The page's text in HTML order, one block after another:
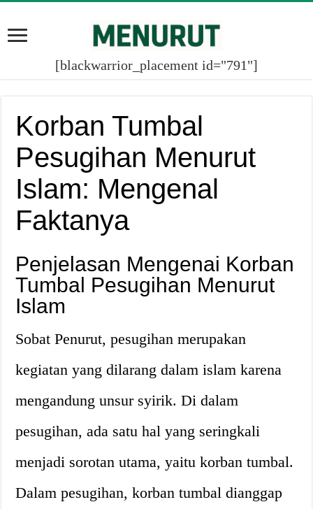
[blackwarrior_placement id="791"]
Korban Tumbal
Pesugihan Menurut
Islam: Mengenal
Faktanya
Penjelasan Mengenai Korban
Tumbal Pesugihan Menurut
Islam
Sobat Penurut, pesugihan merupakan
kegiatan yang dilarang dalam islam karena
mengandung unsur syirik. Di dalam
pesugihan, ada satu hal yang seringkali
menjadi sorotan utama, yaitu korban tumbal.
Dalam pesugihan, korban tumbal dianggap